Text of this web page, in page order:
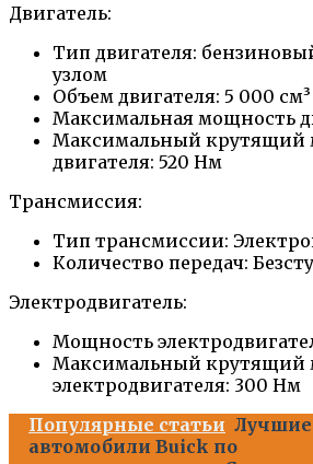
Двигатель:
Тип двигателя:
узлом
Объем двигателя: 5 000 см³
Максимальная мощность
Максимальный крутящий
двигателя: 520 Нм
Трансмиссия:
Тип трансмиссии:
Количество передач:
Электродвигатель:
Мощность
Максимальный крутящий
электродвигателя: 300 Нм
Популярные статьи Лучшие
автомобили Buick по